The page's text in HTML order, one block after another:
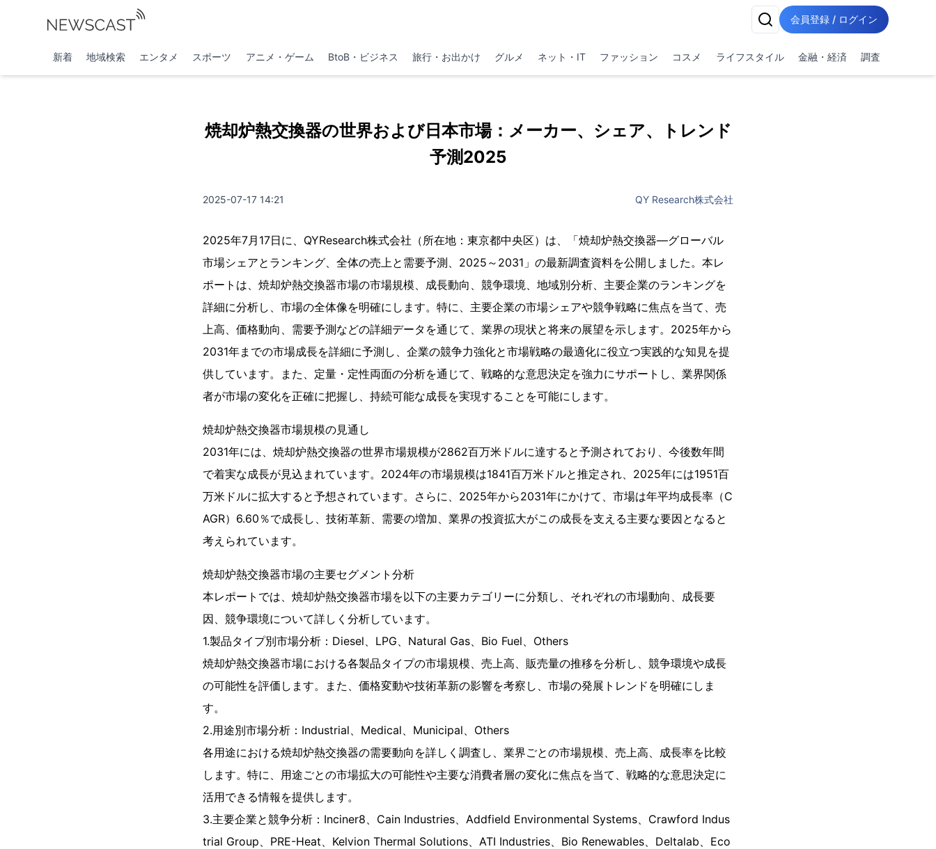
会員登録 / ログイン
新着 地域検索 エンタメ スポーツ アニメ・ゲーム BtoB・ビジネス 旅行・お出かけ グルメ ネット・IT ファッション コスメ ライフスタイル 金融・経済 調査
焼却炉熱交換器の世界および日本市場：メーカー、シェア、トレンド
予測2025
2025-07-17 14:21 QY Research株式会社
2025年7月17日に、QYResearch株式会社（所在地：東京都中央区）は、「焼却炉熱交換器―グローバル
市場シェアとランキング、全体の売上と需要予測、2025～2031」の最新調査資料を公開しました。本レ
ポートは、焼却炉熱交換器市場の市場規模、成長動向、競争環境、地域別分析、主要企業のランキングを
詳細に分析し、市場の全体像を明確にします。特に、主要企業の市場シェアや競争戦略に焦点を当て、売
上高、価格動向、需要予測などの詳細データを通じて、業界の現状と将来の展望を示します。2025年から
2031年までの市場成長を詳細に予測し、企業の競争力強化と市場戦略の最適化に役立つ実践的な知見を提
供しています。また、定量・定性両面の分析を通じて、戦略的な意思決定を強力にサポートし、業界関係
者が市場の変化を正確に把握し、持続可能な成長を実現することを可能にします。
焼却炉熱交換器市場規模の見通し
2031年には、焼却炉熱交換器の世界市場規模が2862百万米ドルに達すると予測されており、今後数年間
で着実な成長が見込まれています。2024年の市場規模は1841百万米ドルと推定され、2025年には1951百
万米ドルに拡大すると予想されています。さらに、2025年から2031年にかけて、市場は年平均成長率（C
AGR）6.60％で成長し、技術革新、需要の増加、業界の投資拡大がこの成長を支える主要な要因となると
考えられています。
焼却炉熱交換器市場の主要セグメント分析
本レポートでは、焼却炉熱交換器市場を以下の主要カテゴリーに分類し、それぞれの市場動向、成長要
因、競争環境について詳しく分析しています。
1.製品タイプ別市場分析：Diesel、LPG、Natural Gas、Bio Fuel、Others
焼却炉熱交換器市場における各製品タイプの市場規模、売上高、販売量の推移を分析し、競争環境や成長
の可能性を評価します。また、価格変動や技術革新の影響を考察し、市場の発展トレンドを明確にしま
す。
2.用途別市場分析：Industrial、Medical、Municipal、Others
各用途における焼却炉熱交換器の需要動向を詳しく調査し、業界ごとの市場規模、売上高、成長率を比較
します。特に、用途ごとの市場拡大の可能性や主要な消費者層の変化に焦点を当て、戦略的な意思決定に
活用できる情報を提供します。
3.主要企業と競争分析：Inciner8、Cain Industries、Addfield Environmental Systems、Crawford Indus
trial Group、PRE-Heat、Kelvion Thermal Solutions、ATI Industries、Bio Renewables、Deltalab、Eco